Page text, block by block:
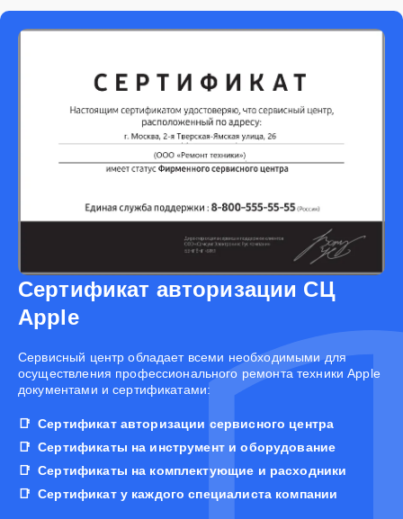
Сертификат авторизации СЦ
Apple
Cервисный центр обладает всеми необходимыми для
осуществления профессионального ремонта техники Apple
документами и сертификатами:
Сертификат авторизации сервисного центра
Сертификаты на инструмент и оборудование
Сертификаты на комплектующие и расходники
Сертификат у каждого специалиста компании